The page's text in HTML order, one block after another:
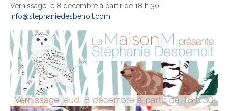
Vernissage le 8 décembre à partir de 18 h 30 !
info@stephaniedesbenoit.com